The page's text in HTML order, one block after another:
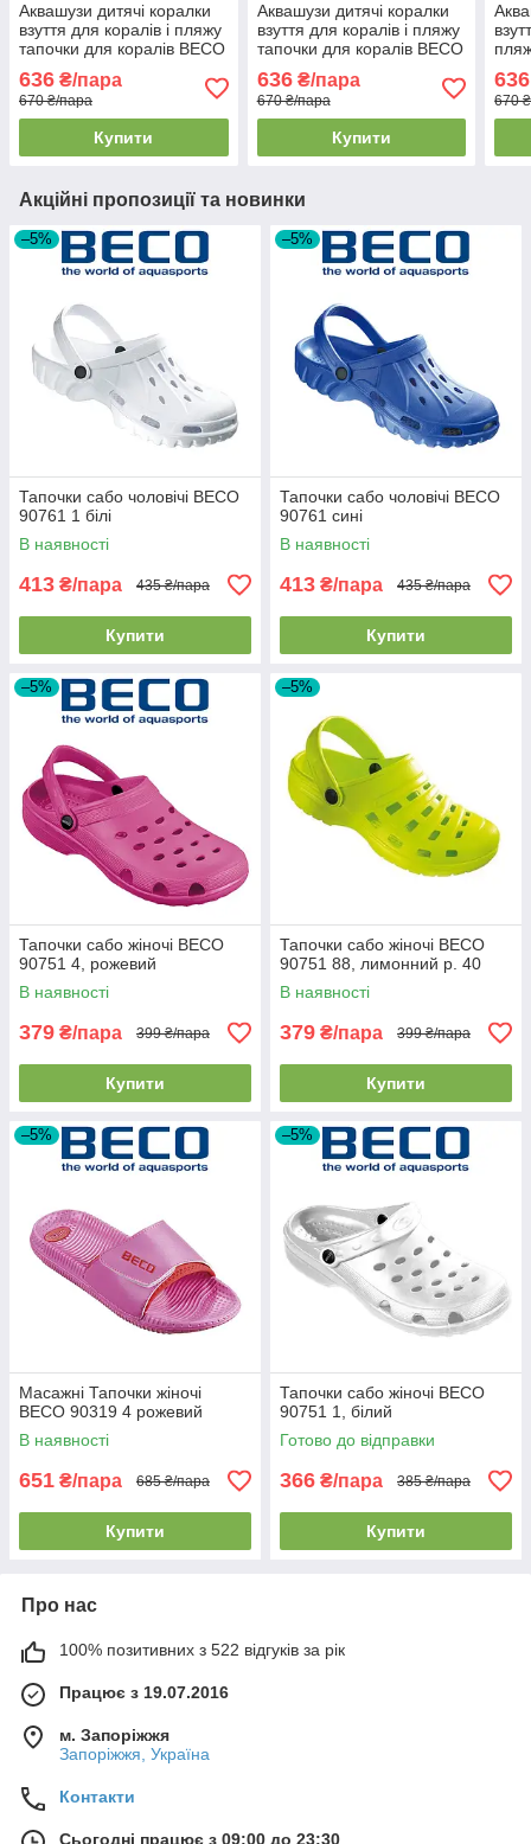
Аквашузи дитячі коралки
взуття для коралів і пляжу
тапочки для коралів BECO
92171 7 темно-сині (31р.)
636 ₴/пара
670 ₴/пара
Купити
Аквашузи дитячі коралки
взуття для коралів і пляжу
тапочки для коралів BECO
92171 40 рожево-чорні
(30р.)
636₴/пара
670 ₴/пара
Купити
636
670
Акційні пропозиції та новинки
–5%
Тапочки сабо чоловічі BECO
90761 1 білі
В наявності
413 ₴/пара 435 ₴/пара
Купити
–5%
Тапочки сабо чоловічі BECO
90761 сині
В наявності
413 ₴/пара 435 ₴/пара
Купити
–5%
Тапочки сабо жіночі BECO
90751 4, рожевий
В наявності
379 ₴/пара 399 ₴/пара
Купити
–5%
Тапочки сабо жіночі BECO
90751 88, лимонний р. 40
В наявності
379 ₴/пара 399 ₴/пара
Купити
–5%
Масажні Тапочки жіночі
BECO 90319 4 рожевий
В наявності
651 ₴/пара 685 ₴/пара
Купити
–5%
Тапочки сабо жіночі BECO
90751 1, білий
Готово до відправки
366 ₴/пара 385 ₴/пара
Купити
Про нас
100% позитивних з 522 відгуків за рік
Працює з 19.07.2016
м. Запоріжжя
Запоріжжя, Україна
Контакти
Сьогодні працює з 09:00 до 23:30